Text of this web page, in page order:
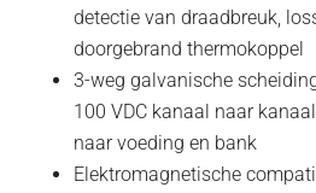
detectie van draadbreuk,
doorgebrand thermokoppel
3-weg galvanische
100 VDC kanaal naar
naar voeding en bank
Elektromagnetische